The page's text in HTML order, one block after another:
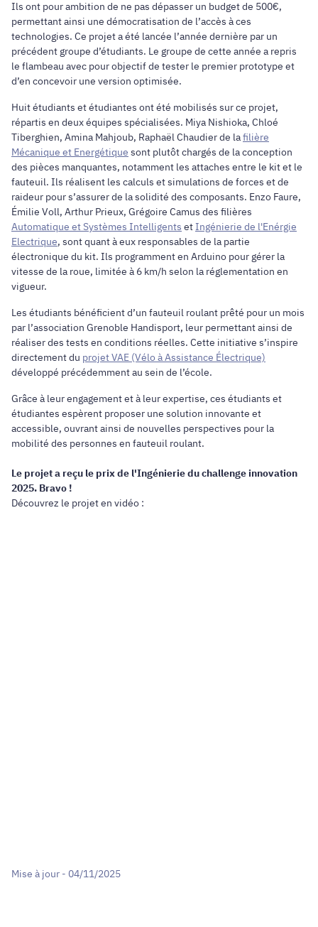
Ils ont pour ambition de ne pas dépasser un budget de 500€,
permettant ainsi une démocratisation de l’accès à ces
technologies. Ce projet a été lancée l’année dernière par un
précédent groupe d’étudiants. Le groupe de cette année a repris
le flambeau avec pour objectif de tester le premier prototype et
d’en concevoir une version optimisée.
Huit étudiants et étudiantes ont été mobilisés sur ce projet,
répartis en deux équipes spécialisées. Miya Nishioka, Chloé
Tiberghien, Amina Mahjoub, Raphaël Chaudier de lafilière
Mécanique et Energétique sont plutôt chargés de la conception
des pièces manquantes, notamment les attaches entre le kit et le
fauteuil. Ils réalisent les calculs et simulations de forces et de
raideur pour s’assurer de la solidité des composants. Enzo Faure,
Émilie Voll, Arthur Prieux, Grégoire Camus des filières
Automatique et Systèmes Intelligents etIngénierie de l'Enérgie
Electrique, sont quant à eux responsables de la partie
électronique du kit. Ils programment en Arduino pour gérer la
vitesse de la roue, limitée à 6 km/h selon la réglementation en
vigueur.
Les étudiants bénéficient d’un fauteuil roulant prêté pour un mois
par l’association Grenoble Handisport, leur permettant ainsi de
réaliser des tests en conditions réelles. Cette initiative s’inspire
directement du projet VAE (Vélo à Assistance Électrique)
développé précédemment au sein de l’école.
Grâce à leur engagement et à leur expertise, ces étudiants et
étudiantes espèrent proposer une solution innovante et
accessible, ouvrant ainsi de nouvelles perspectives pour la
mobilité des personnes en fauteuil roulant.
Le projet a reçu le prix de l'Ingénierie du challenge innovation
2025. Bravo !
Découvrez le projet en vidéo :
Mise à jour - 04/11/2025